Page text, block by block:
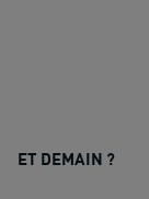
ET DEMAIN ?